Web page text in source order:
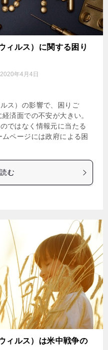
ィルス）に関する困り
2020年4月4日
ス）の影響で、困りご
済面での不安が大きい。
ではなく情報元に当たる
ページには政府による困
む
ィルス）は米中戦争の